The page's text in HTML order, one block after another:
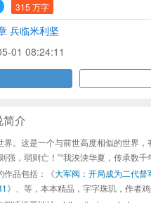
315 万字
兵临米利坚
01 08:24:11
介
。这是一个与前世高度相似的世界
强，弱则亡！”“我泱泱华夏，传承数
作品包括：《大军阀：开局成为二代督
》、等，本本精品，字字珠玑，作者